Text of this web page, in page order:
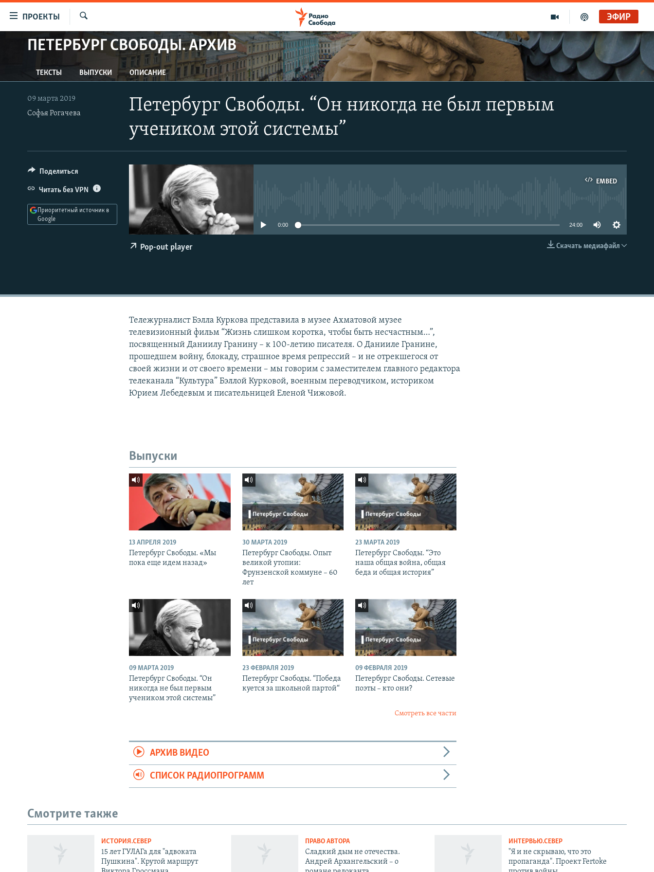
упрощенного
Вернуться
к
основному
содержанию
Вернутся
ПРОЕКТЫ
ПРОГРАММЫ
АВТОРСКИЕ ПРОЕКТЫ
ЦИТАТЫ СВОБОДЫ
МНЕНИЯ
IDEL.РЕАЛИИ
КАВКАЗ.РЕАЛИИ
СЕВЕР.РЕАЛИИ
СИБИРЬ.РЕАЛИИ
РАСПИСАНИЕ ВЕЩАНИЯ
ЭФИР
ПЕТЕРБУРГ СВОБОДЫ. АРХИВ
ТЕКСТЫ ВЫПУСКИ ОПИСАНИЕ
Петербург Свободы. “Он никогда не был первым
учеником этой системы”
09 марта 2019
Софья Рогачева
EMBED
EMBED
0:00 24:00
Скачать медиафайл
Pop-out player
Поделиться
Читать без VPN
Приоритетный источник в
Google
Тележурналист Бэлла Куркова представила в музее Ахматовой музее
телевизионный фильм “Жизнь слишком коротка, чтобы быть несчастным…”,
посвященный Даниилу Гранину – к 100-летию писателя. О Данииле Гранине,
прошедшем войну, блокаду, страшное время репрессий – и не отрекшегося от
своей жизни и от своего времени – мы говорим с заместителем главного редактора
телеканала “Культура” Бэллой Курковой, военным переводчиком, историком
Юрием Лебедевым и писательницей Еленой Чижовой.
Выпуски
13 АПРЕЛЯ 2019
Петербург Свободы. «Мы
пока еще идем назад»
30 МАРТА 2019
Петербург Свободы. Опыт
великой утопии:
Фрунзенской коммуне – 60
лет
23 МАРТА 2019
Петербург Свободы. “Это
наша общая война, общая
беда и общая история”
09 МАРТА 2019
Петербург Свободы. “Он
никогда не был первым
учеником этой системы”
23 ФЕВРАЛЯ 2019
Петербург Свободы. “Победа
куется за школьной партой“
09 ФЕВРАЛЯ 2019
Петербург Свободы. Сетевые
поэты – кто они?
Смотреть все части
АРХИВ ВИДЕО
СПИСОК РАДИОПРОГРАММ
Смотрите также
ИСТОРИЯ.СЕВЕР
15 лет ГУЛАГа для "адвоката
Пушкина". Крутой маршрут
ПРАВО АВТОРА
Сладкий дым не отечества.
Андрей Архангельский – о
ИНТЕРВЬЮ.СЕВЕР
"Я и не скрываю, что это
пропаганда". Проект Fertoke